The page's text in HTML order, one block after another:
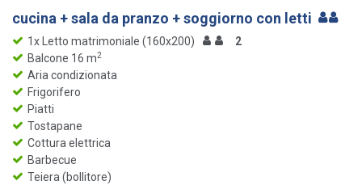
cucina + sala da pranzo + soggiorno con letti
1x Letto matrimoniale (160x200)
2
Balcone 16 m2
Aria condizionata
Frigorifero
Piatti
Tostapane
Cottura elettrica
Barbecue
Teiera (bollitore)